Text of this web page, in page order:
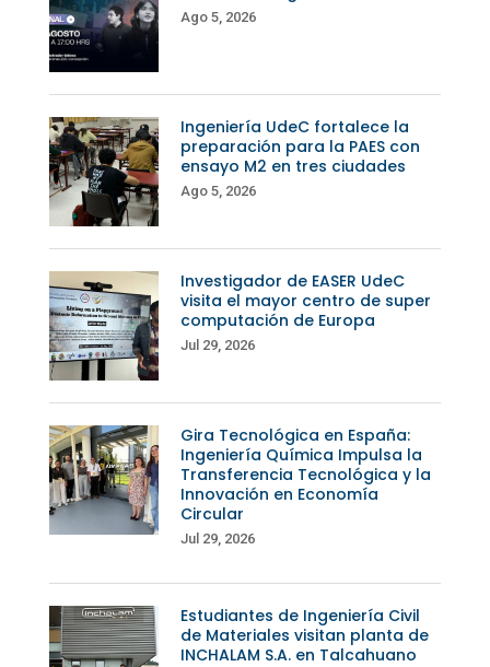
Ago 5, 2026
Ingeniería UdeC fortalece la
preparación para la PAES con
ensayo M2 en tres ciudades
Ago 5, 2026
Investigador de EASER UdeC
visita el mayor centro de super
computación de Europa
Jul 29, 2026
Gira Tecnológica en España:
Ingeniería Química Impulsa la
Transferencia Tecnológica y la
Innovación en Economía
Circular
Jul 29, 2026
Estudiantes de Ingeniería Civil
de Materiales visitan planta de
INCHALAM S.A. en Talcahuano